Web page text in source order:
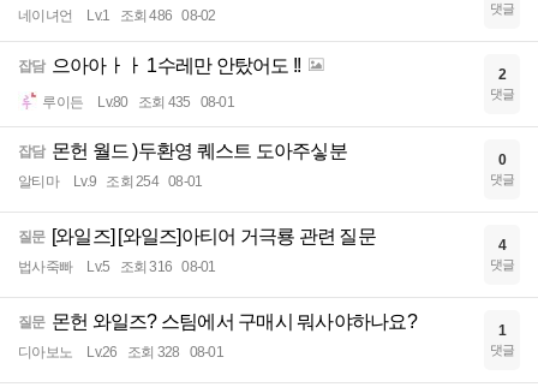
네이녀언 Lv.1 조회 486 08-02 댓글
잡담 으아아ㅏㅏ 1수레만 안탔어도 !!
루이든 Lv.80 조회 435 08-01
2
댓글
잡담 몬헌 월드 )두환영 퀘스트 도아주싷분
알티마 Lv.9 조회 254 08-01
0
댓글
질문 [와일즈] [와일즈]아티어 거극룡 관련 질문
법사죽빠 Lv.5 조회 316 08-01
4
댓글
질문 몬헌 와일즈? 스팀에서 구매시 뭐사야하나요?
디아보노 Lv.26 조회 328 08-01
1
댓글